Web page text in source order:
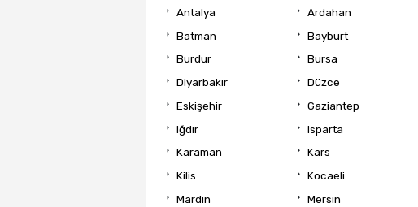
Antalya
Ardahan
Batman
Bayburt
Burdur
Bursa
Diyarbakır
Düzce
Eskişehir
Gaziantep
Iğdır
Isparta
Karaman
Kars
Kilis
Kocaeli
Mardin
Mersin